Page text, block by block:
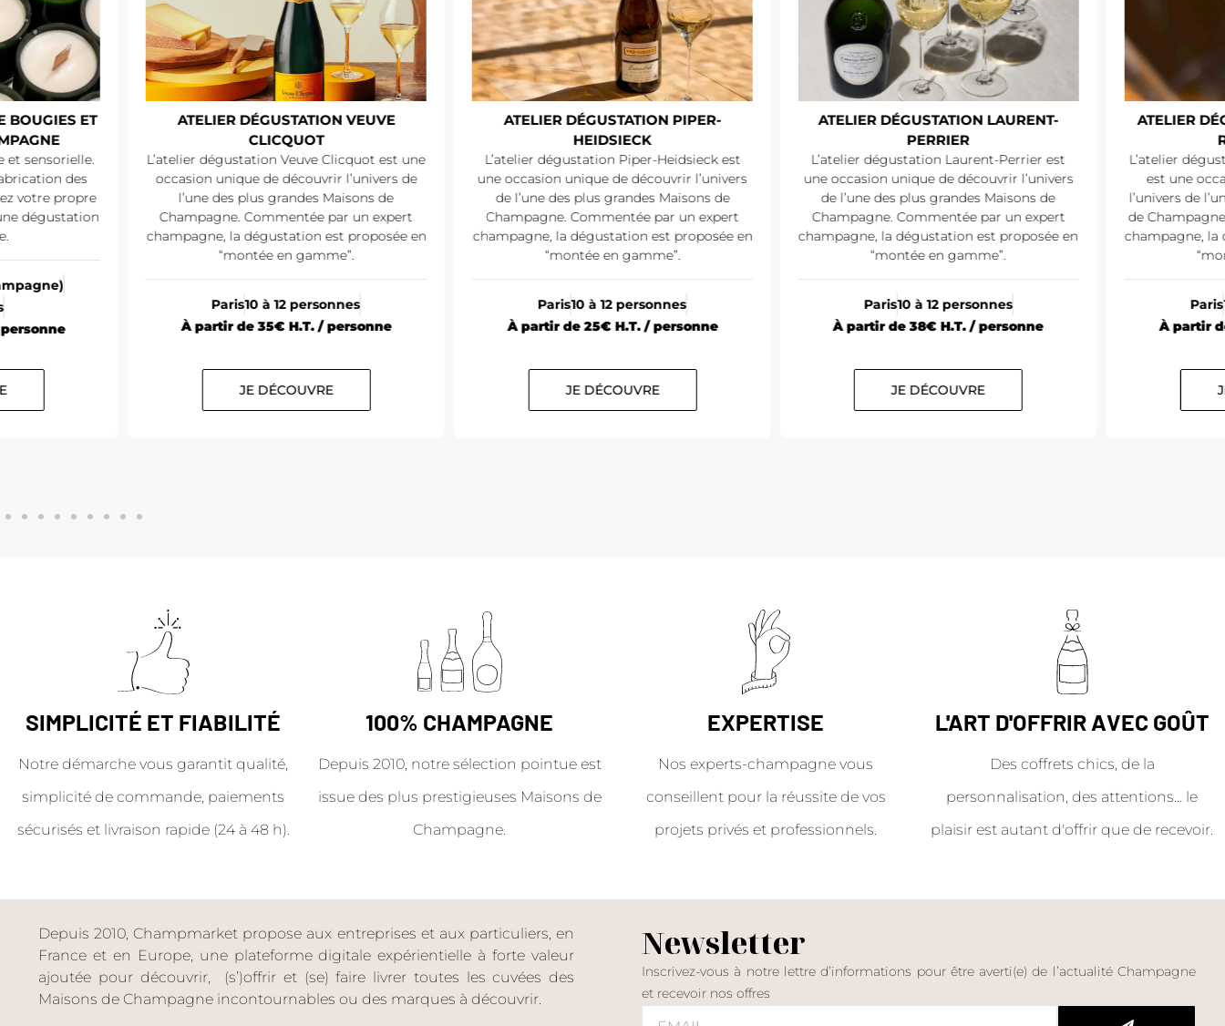
BOUGIES ET
et sensorielle.
des
votre propre
dégustation
ATELIER DÉGUSTATION VEUVE
CLICQUOT
L’atelier dégustation Veuve Clicquot est une
occasion unique de découvrir l’univers de
l’une des plus grandes Maisons de
Champagne. Commentée par un expert
champagne, la dégustation est proposée en
“montée en gamme”.
Paris10 à 12 personnes
À partir de 35€ H.T. / personne
JE DÉCOUVRE
ATELIER DÉGUSTATION PIPER-
HEIDSIECK
L’atelier dégustation Piper-Heidsieck est
une occasion unique de découvrir l’univers
de l’une des plus grandes Maisons de
Champagne. Commentée par un expert
champagne, la dégustation est proposée en
“montée en gamme”.
Paris10 à 12 personnes
À partir de 25€ H.T. / personne
JE DÉCOUVRE
ATELIER DÉGUSTATION LAURENT-
PERRIER
L’atelier dégustation Laurent-Perrier est
une occasion unique de découvrir l’univers
de l’une des plus grandes Maisons de
Champagne. Commentée par un expert
champagne, la dégustation est proposée en
“montée en gamme”.
Paris10 à 12 personnes
À partir de 38€ H.T. / personne
JE DÉCOUVRE
ATELIER
L’atelier
est une
l’univers de
de
champagne, la
Paris
À partir
SIMPLICITÉ ET FIABILITÉ
Notre démarche vous garantit qualité,
simplicité de commande, paiements
sécurisés et livraison rapide (24 à 48 h).
100% CHAMPAGNE
Depuis 2010, notre sélection pointue est
issue des plus prestigieuses Maisons de
Champagne.
EXPERTISE
Nos experts-champagne vous
conseillent pour la réussite de vos
projets privés et professionnels.
L'ART D'OFFRIR AVEC GOÛT
Des coffrets chics, de la
personnalisation, des attentions… le
plaisir est autant d'offrir que de recevoir.
Depuis 2010, Champmarket propose aux entreprises et aux particuliers, en
France et en Europe, une plateforme digitale expérientielle à forte valeur
ajoutée pour découvrir, (s’)offrir et (se) faire livrer toutes les cuvées des
Maisons de Champagne incontournables ou des marques à découvrir.
Newsletter
Inscrivez-vous à notre lettre d’informations pour être averti(e) de l’actualité Champagne
et recevoir nos offres